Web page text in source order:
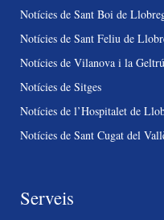
Notícies de Sant Boi de
Notícies de Sant Feliu de
Notícies de Vilanova i la Geltrú
Notícies de Sitges
Notícies de l’Hospitalet de
Notícies de Sant Cugat del
Serveis